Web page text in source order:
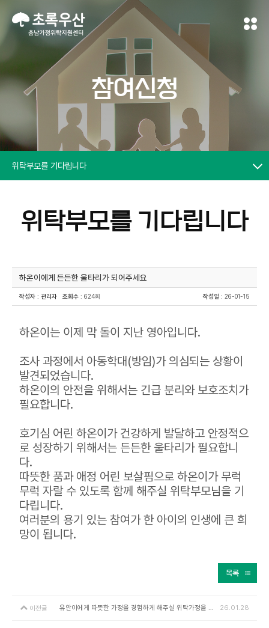
참여신청
위탁부모를 기다립니다
위탁부모를 기다립니다
하온이에게 든든한 울타리가 되어주세요
작성자 : 관리자 조회수 : 624회 작성일 : 26-01-15
하온이는 이제 막 돌이 지난 영아입니다.
조사 과정에서 아동학대(방임)가 의심되는 상황이
발견되었습니다.
하온이의 안전을 위해서는 긴급 분리와 보호조치가
필요합니다.
호기심 어린 하온이가 건강하게 발달하고 안정적으
로 성장하기 위해서는 든든한 울타리가 필요합니
다.
따뜻한 품과 애정 어린 보살핌으로 하온이가 무럭
무럭 자랄 수 있도록 함께 해주실 위탁부모님을 기
다립니다.
여러분의 용기 있는 참여가 한 아이의 인생에 큰 희
망이 됩니다.
목록
이전글 유안이에게 따뜻한 가정을 경험하게 해주실 위탁가정을 기다립니다. 26.01.28